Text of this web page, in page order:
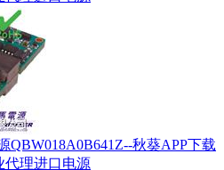
QBW018A0B641Z--秋葵APP下载
代理进口电源